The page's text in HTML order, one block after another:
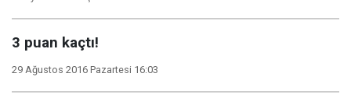
3 puan kaçtı!
29 Ağustos 2016 Pazartesi 16:03